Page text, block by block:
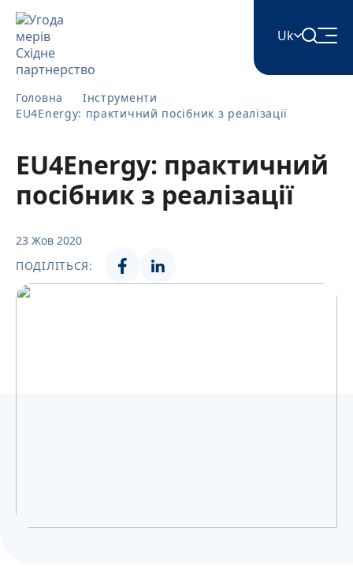
Uk
English
Azərbaycan
ქართული
Головна
Інструменти
EU4Energy: практичний посібник з реалізації
EU4Energy: практичний
посібник з реалізації
23 Жов 2020
ПОДІЛІТЬСЯ: